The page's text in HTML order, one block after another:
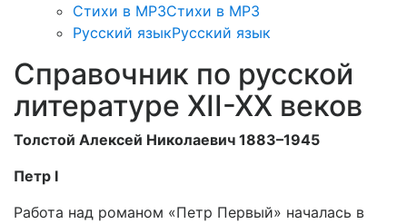
Стихи в MP3Стихи в MP3
Русский языкРусский язык
Справочник по русской
литературе XII-XX веков
Толстой Алексей Николаевич 1883–1945
Петр I
Работа над романом «Петр Первый» началась в